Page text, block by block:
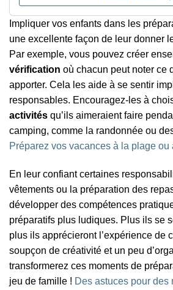
Impliquer vos enfants dans les
une excellente façon de leur donner
Par exemple, vous pouvez créer
vérification où chacun peut noter ce
apporter. Cela les aide à se sentir
responsables. Encouragez-les à
activités qu’ils aimeraient faire
camping, comme la randonnée ou
Préparez vos vacances à la plage
En leur confiant certaines
vêtements ou la préparation des
développer des compétences
préparatifs plus ludiques. Plus ils se
plus ils apprécieront l’expérience de
soupçon de créativité et un peu
transformerez ces moments de
jeu de famille ! Des astuces pour des